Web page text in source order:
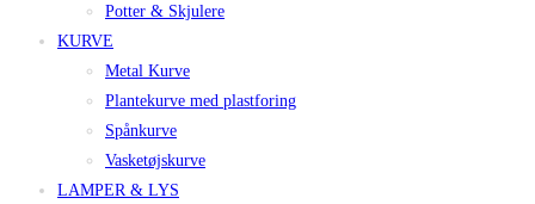
Potter & Skjulere
KURVE
Metal Kurve
Plantekurve med plastforing
Spånkurve
Vasketøjskurve
LAMPER & LYS